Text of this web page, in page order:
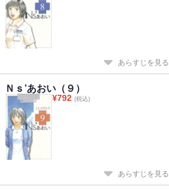
あらすじを見る
Ｎｓ’あおい（９）
¥792 (税込)
あらすじを見る